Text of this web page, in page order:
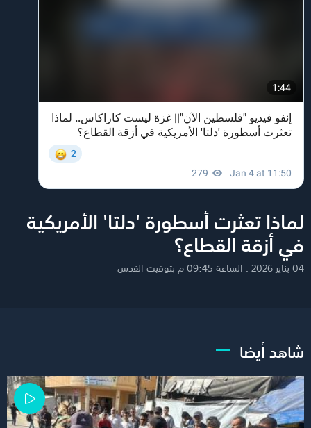
لماذا تعثرت أسطورة 'دلتا' الأمريكية
في أزقة القطاع؟
04 يناير 2026 . الساعة 09:45 م بتوقيت القدس
شاهد أيضا